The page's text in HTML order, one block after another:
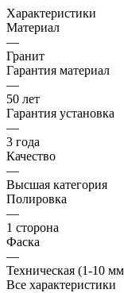
Характеристики
Материал
—
Гранит
Гарантия материал
—
50 лет
Гарантия установка
—
3 года
Качество
—
Высшая категория
Полировка
—
1 сторона
Фаска
—
Техническая (1-10
Все характеристики